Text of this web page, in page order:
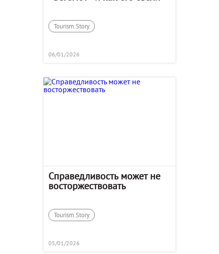
Tourism.Story
06/01/2026
Справедливость может не
восторжествовать
Tourism.Story
05/01/2026